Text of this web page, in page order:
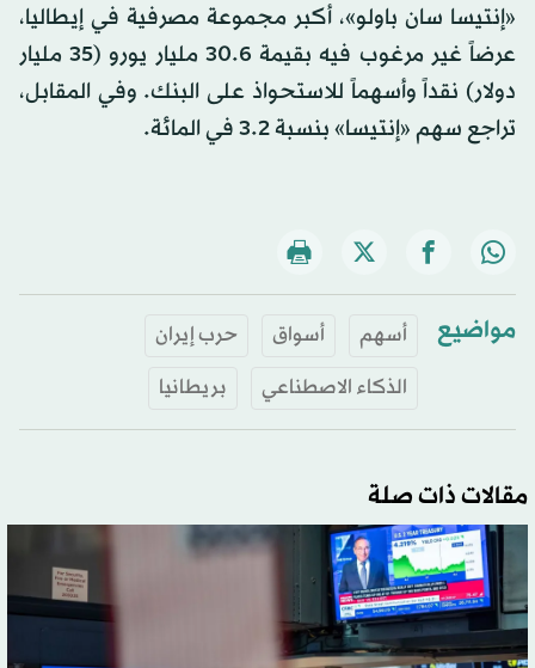
«إنتيسا سان باولو»، أكبر مجموعة مصرفية في إيطاليا،
عرضاً غير مرغوب فيه بقيمة 30.6 مليار يورو (35 مليار
دولار) نقداً وأسهماً للاستحواذ على البنك. وفي المقابل،
تراجع سهم «إنتيسا» بنسبة 3.2 في المائة.
مواضيع أسهم أسواق
حرب إيران
الذكاء الاصطناعي
بريطانيا
مقالات ذات صلة